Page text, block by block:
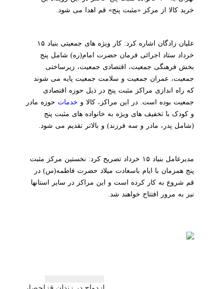
خرید کالا از مرکز «مثبت پنج» قم اهدا می شود.
علیان زادگان اشاره کرد: کار ویژه های جمعیتی بنیاد ۱۵
خرداد ستاد اجرائی فرمان حضرت امام(ره) شامل پنج
بخش فرهنگی جمعیت، اقتصادی جمعیت، زیرساختی
جمعیت، عمران جمعیت و سلامت جمعیت پایه می شوند
که راه اندازی مراکز مثبت پنج در ذیل حوزه اقتصادی
جمعیت بوده است. در این مراکز، کالا وخدماتحوزه مادر
و کودک با تخفیف های ویژه به خانواده های مثبت پنج
(شامل پدر، مادر و سه فرزند) و بالاتر تقدیم می شود.
مدیرعامل بنیاد ۱۵ خرداد تصریح کرد: نخستین مرکز مثبت
پنج همزمان با ایام باسعادت میلاد حضرت فاطمه(س) در
قم شروع به کار کرده است و این مراکز در سایر استانها
نیز به مرور افتتاح خواهند شد.